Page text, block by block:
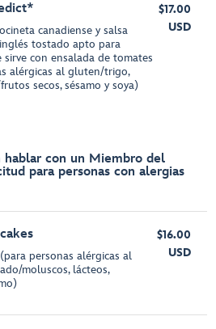
canadiense y salsa
tostado apto para
sirve con ensalada de tomates
alérgicas al gluten/trigo,
secos, sésamo y soya)
$17.00
USD
hablar con un Miembro del
para personas con alergias
personas alérgicas al
moluscos, lácteos,
$16.00
USD